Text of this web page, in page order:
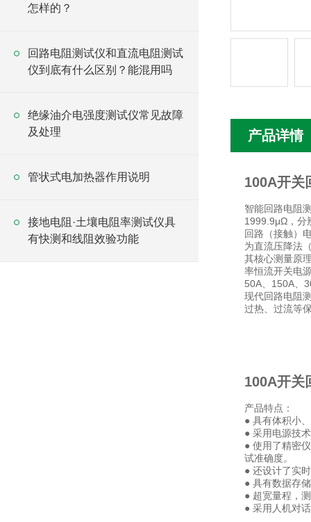
怎样的？
回路电阻测试仪和直流电阻测试
仪到底有什么区别？能混用吗
绝缘油介电强度测试仪常见故障
及处理
管状式电加热器作用说明
接地电阻·土壤电阻率测试仪具
有快测和线阻效验功能
产品详情
100A开关
智能回路电阻
1999.9μΩ，分
回路（接触）
为直流压降法
其核心测量原
率恒流开关电
50A、150A、
现代回路电阻
过热、过流等
100A开关
产品特点：
● 具有体积小
● 采用电源技
● 使用了精密
试准确度。
● 还设计了实
● 具有数据存
● 超宽量程，
● 采用人机对